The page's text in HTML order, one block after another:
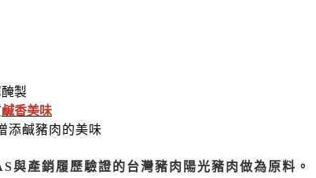
製
鹹香美味
添鹹豬肉的美味
與產銷履歷驗證的台灣豬肉陽光豬肉做為原料。